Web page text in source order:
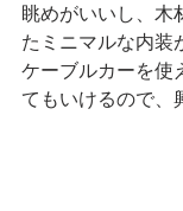
眺めがいいし、木
たミニマルな内装
ケーブルカーを使
てもいけるので、